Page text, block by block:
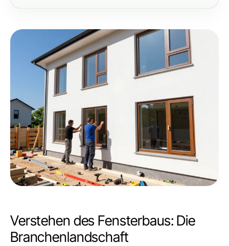
Verstehen des Fensterbaus: Die
Branchenlandschaft